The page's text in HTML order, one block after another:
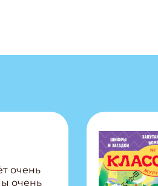
очень
очень